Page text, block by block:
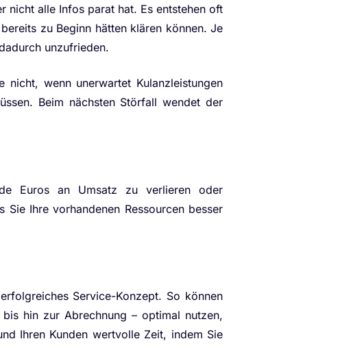
nicht alle Infos parat hat. Es entstehen oft
zu Beginn hätten klären können. Je
unzufrieden.
nicht, wenn unerwartet Kulanzleistungen
Beim nächsten Störfall wendet der
Euros an Umsatz zu verlieren oder
Ihre vorhandenen Ressourcen besser
Service-Konzept. So können
hin zur Abrechnung – optimal nutzen,
Ihren Kunden wertvolle Zeit, indem Sie